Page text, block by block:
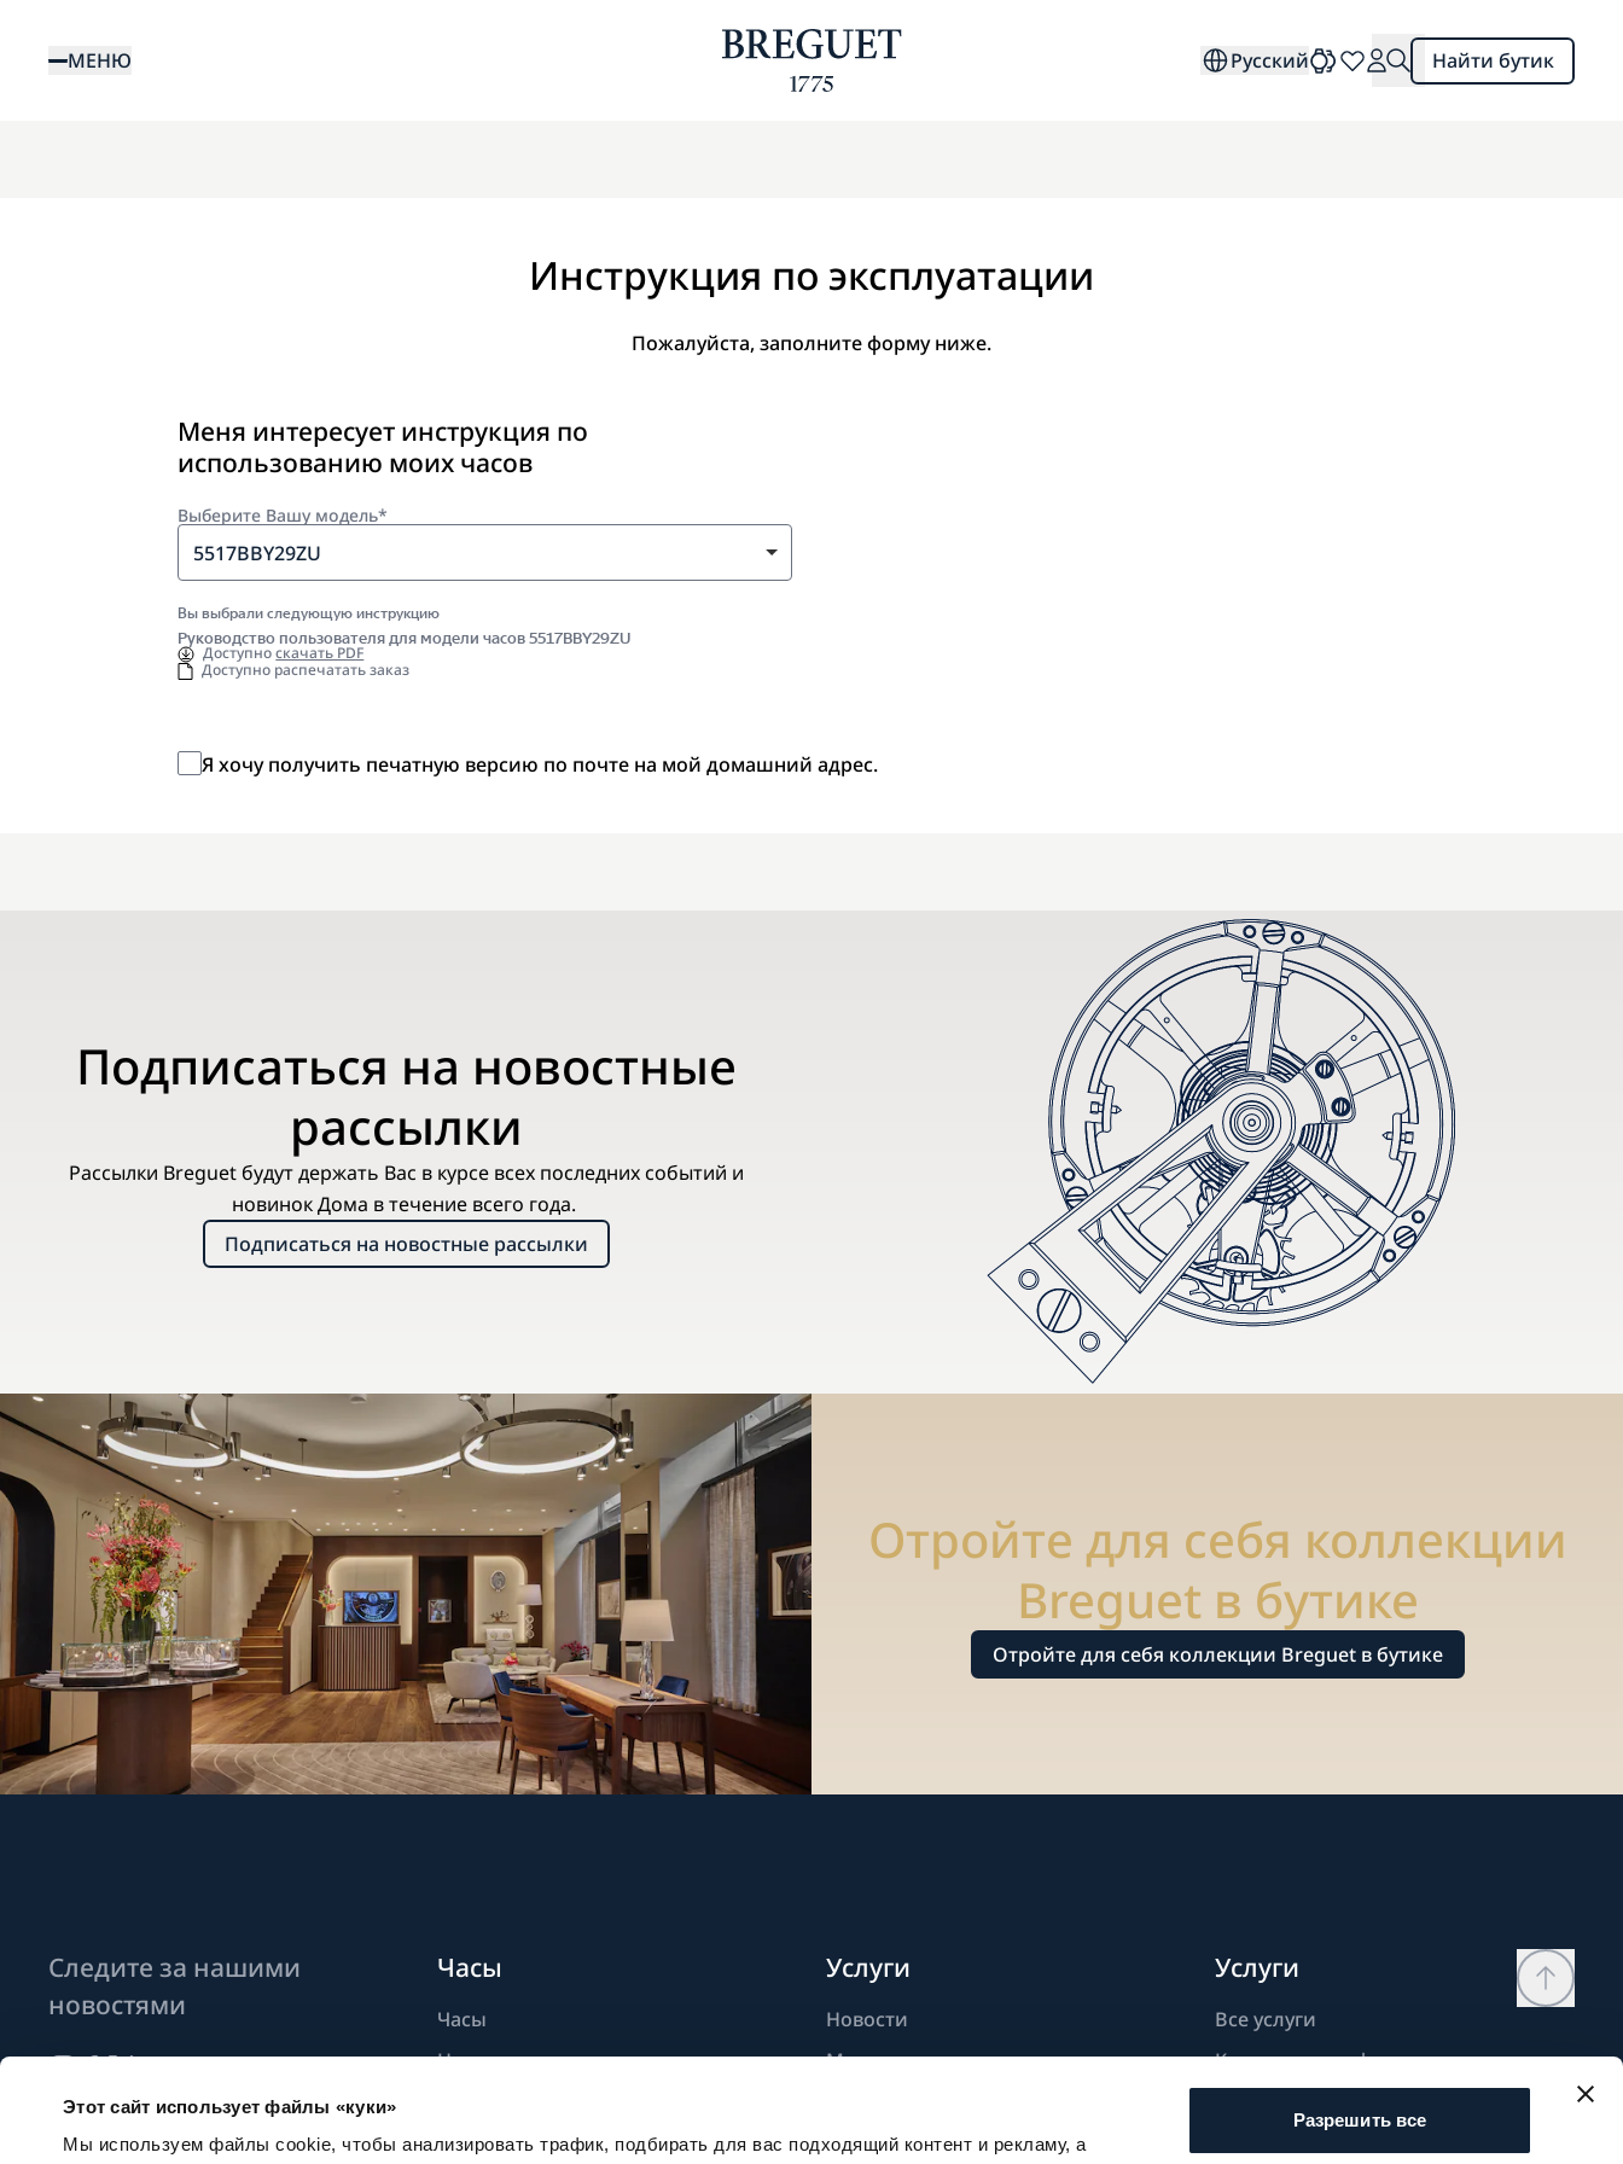
Этот сайт использует файлы «куки»
Мы используем файлы cookie, чтобы анализировать трафик, подбирать для вас подходящий контент и рекламу, а
Разрешить все
основномуМЕНЮ Русский Найти бутик
Инструкция по эксплуатации
Пожалуйста, заполните форму ниже.
Меня интересует инструкция по
использованию моих часов
Выберите Вашу модель*
5517BBY29ZU
Вы выбрали следующую инструкцию
Руководство пользователя для модели часов 5517BBY29ZU
Доступноскачать PDF
Доступно распечатать заказ
Я хочу получить печатную версию по почте на мой домашний адрес.
Подписаться на новостные
рассылки
Рассылки Breguet будут держать Вас в курсе всех последних событий и
новинок Дома в течение всего года.
Подписаться на новостные рассылки
Отройте для себя коллекции
Breguet в бутике
Отройте для себя коллекции Breguet в бутике
Следите за нашими
новостями
Подписаться на новостные
рассылки
Часы
Часы
Новые модели
Услуги
Новости
Мастерство
Устойчивое развитие
Услуги
Все услуги
Контактная информация